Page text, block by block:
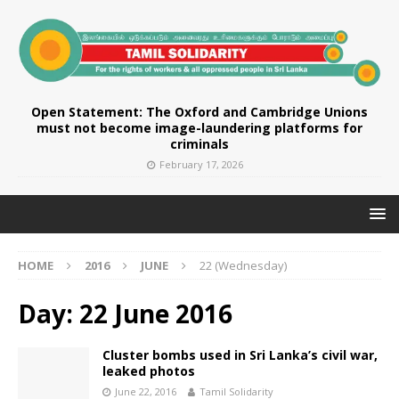
Open Statement: The Oxford and Cambridge Unions
must not become image-laundering platforms for
criminals
February 17, 2026
HOME 2016 JUNE 22 (Wednesday)
Day: 22 June 2016
Cluster bombs used in Sri Lanka’s civil war,
leaked photos
June 22, 2016 Tamil Solidarity